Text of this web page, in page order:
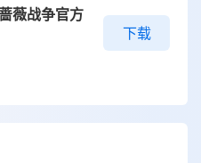
薇战争官方
下载